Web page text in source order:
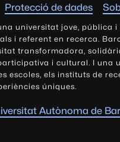
Protecció de dades
universitat jove, pública
i referent en recerca.
transformadora,
i cultural. I una
escoles, els instituts de
úniques.
Autònoma de